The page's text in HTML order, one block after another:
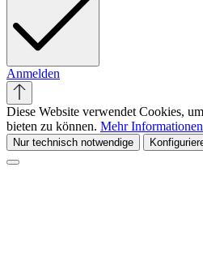
Anmelden
Diese Website verwendet Cookies,
bieten zu können. Mehr
Nur technisch notwendige